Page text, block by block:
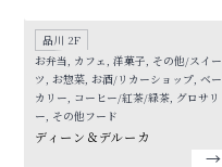
品川 2F
お弁当, カフェ, 洋菓子, その他/スイー
ツ, お惣菜, お酒/リカーショップ, ベー
カリー, コーヒー/紅茶/緑茶, グロサリ
ー, その他フード
ディーン＆デルーカ